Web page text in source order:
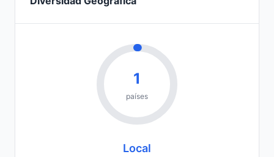
1
países
Local